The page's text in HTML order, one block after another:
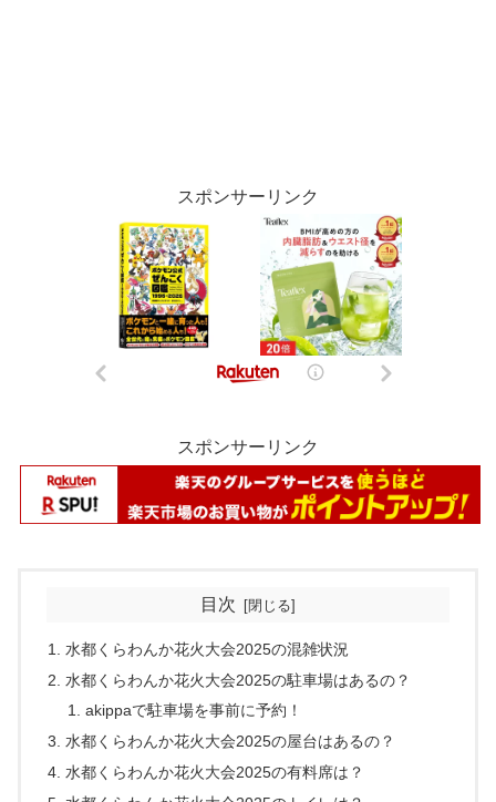
スポンサーリンク
スポンサーリンク
目次
水都くらわんか花火大会2025の混雑状況
水都くらわんか花火大会2025の駐車場はあるの？
akippaで駐車場を事前に予約！
水都くらわんか花火大会2025の屋台はあるの？
水都くらわんか花火大会2025の有料席は？